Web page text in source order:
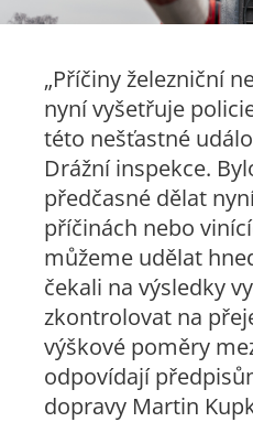
„Příčiny železniční
nyní vyšetřuje
této nešťastné
Drážní inspekce.
předčasné dělat
příčinách nebo
můžeme udělat
čekali na výsledky
zkontrolovat na
výškové poměry
odpovídají
dopravy Martin